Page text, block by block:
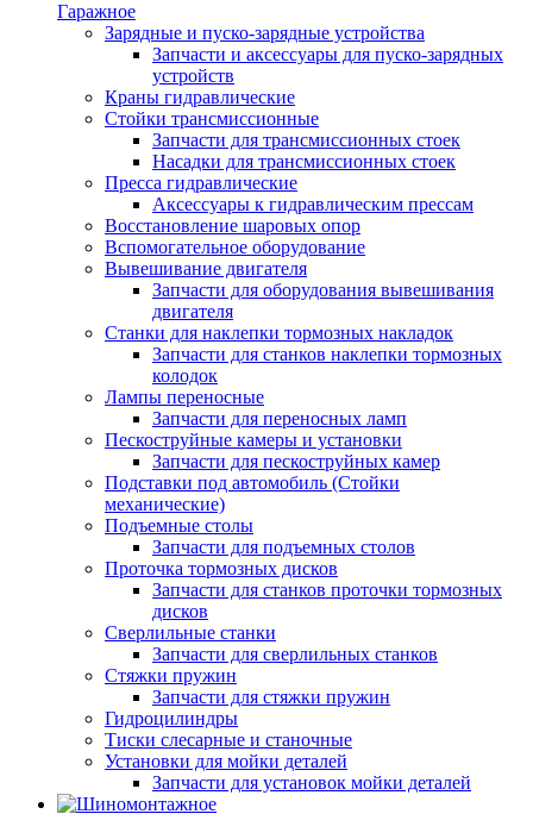
Гаражное
Зарядные и пуско-зарядные устройства
Запчасти и аксессуары для пуско-зарядных
устройств
Краны гидравлические
Стойки трансмиссионные
Запчасти для трансмиссионных стоек
Насадки для трансмиссионных стоек
Пресса гидравлические
Аксессуары к гидравлическим прессам
Восстановление шаровых опор
Вспомогательное оборудование
Вывешивание двигателя
Запчасти для оборудования вывешивания
двигателя
Станки для наклепки тормозных накладок
Запчасти для станков наклепки тормозных
колодок
Лампы переносные
Запчасти для переносных ламп
Пескоструйные камеры и установки
Запчасти для пескоструйных камер
Подставки под автомобиль (Стойки
механические)
Подъемные столы
Запчасти для подъемных столов
Проточка тормозных дисков
Запчасти для станков проточки тормозных
дисков
Сверлильные станки
Запчасти для сверлильных станков
Стяжки пружин
Запчасти для стяжки пружин
Гидроцилиндры
Тиски слесарные и станочные
Установки для мойки деталей
Запчасти для установок мойки деталей